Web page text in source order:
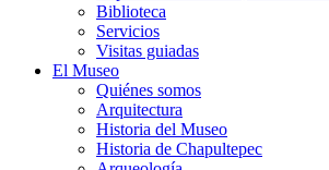
Biblioteca
Servicios
Visitas guiadas
El Museo
Quiénes somos
Arquitectura
Historia del Museo
Historia de Chapultepec